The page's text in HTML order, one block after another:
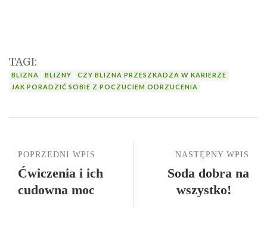
TAGI:
BLIZNA BLIZNY
CZY BLIZNA PRZESZKADZA W KARIERZE
JAK PORADZIĆ SOBIE Z POCZUCIEM ODRZUCENIA
NASTĘPNY WPIS
Soda dobra na
wszystko!
POPRZEDNI WPIS
Ćwiczenia i ich
cudowna moc